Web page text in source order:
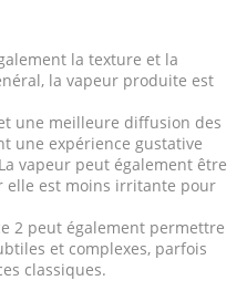
la texture et la
la vapeur produite est
une meilleure diffusion des
une expérience gustative
vapeur peut également être
elle est moins irritante pour
2 peut également permettre
et complexes, parfois
classiques.